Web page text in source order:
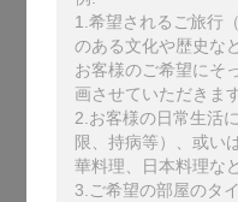
1.希望されるご旅行
のある文化や歴史な
お客様のご希望にそ
画させていただきます
2.お客様の日常生活
限、持病等）、或い
華料理、日本料理な
3.ご希望の部屋のタ